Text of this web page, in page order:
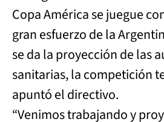
Copa América se juegue
gran esfuerzo de la
se da la proyección de las
sanitarias, la competición
apuntó el directivo.
“Venimos trabajando y